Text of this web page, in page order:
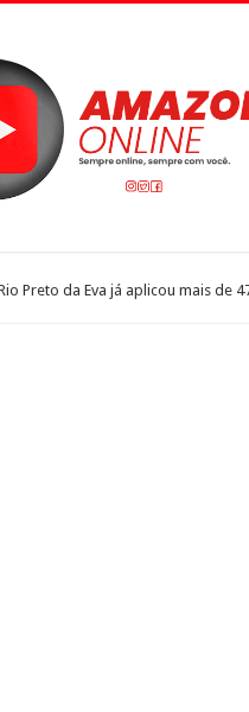
Preto da Eva já aplicou mais de